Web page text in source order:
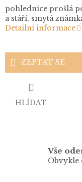
pohlednice prošlá
a stáří, smytá
Detailní informace
ZEPTAT SE
HLÍDAT
Vše
Obvykle